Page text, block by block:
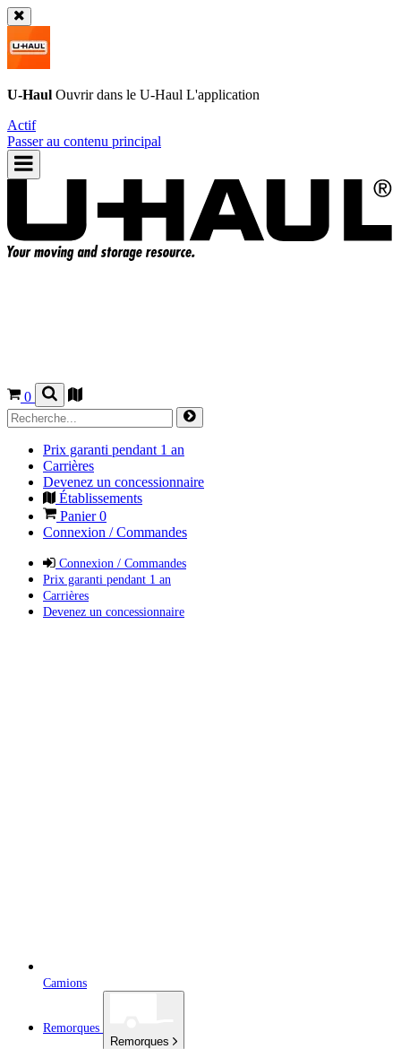
U-Haul Ouvrir dans le U-Haul L'application
Actif
Passer au contenu principal
0
Prix garanti pendant 1 an
Carrières
Devenez un concessionnaire
Établissements
Panier0
Connexion / Commandes
Connexion / Commandes
Prix garanti pendant 1 an
Carrières
Devenez un concessionnaire
Camions
Remorques
Remorques